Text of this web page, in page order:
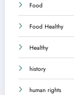
Food
Food Healthy
Healthy
history
human rights